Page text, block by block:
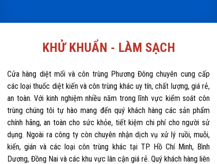
KHỬ KHUẨN - LÀM SẠCH
Cửa hàng diệt mối và côn trùng Phương Đông chuyên cung cấp
các loại thuốc diệt kiến và côn trùng khác uy tín, chất lượng, giá rẻ,
an toàn. Với kinh nghiệm nhiều năm trong lĩnh vực kiểm soát côn
trùng chúng tôi tự hào mang đến quý khách hàng các sản phẩm
chính hãng, an toàn cho sức khỏe, tiết kiệm chi phí cho người sử
dụng. Ngoài ra công ty còn chuyên nhận dịch vụ xử lý ruồi, muỗi,
kiến, gián và các loại côn trùng khác tại TP. Hồ Chí Minh, Bình
Dương, Đồng Nai và các khu vực lân cận giá rẻ. Quý khách hàng liên